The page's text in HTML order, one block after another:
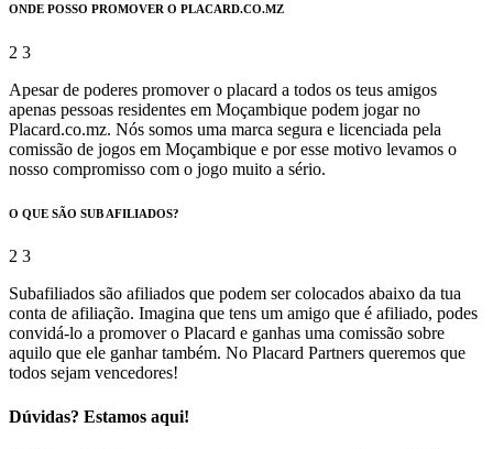
ONDE POSSO PROMOVER O PLACARD.CO.MZ
Apesar de poderes promover o placard a todos os teus amigos
apenas pessoas residentes em Moçambique podem jogar no
Placard.co.mz. Nós somos uma marca segura e licenciada pela
comissão de jogos em Moçambique e por esse motivo levamos o
nosso compromisso com o jogo muito a sério.
O QUE SÃO SUB AFILIADOS?
Subafiliados são afiliados que podem ser colocados abaixo da tua
conta de afiliação. Imagina que tens um amigo que é afiliado, podes
convidá-lo a promover o Placard e ganhas uma comissão sobre
aquilo que ele ganhar também. No Placard Partners queremos que
todos sejam vencedores!
Dúvidas? Estamos aqui!